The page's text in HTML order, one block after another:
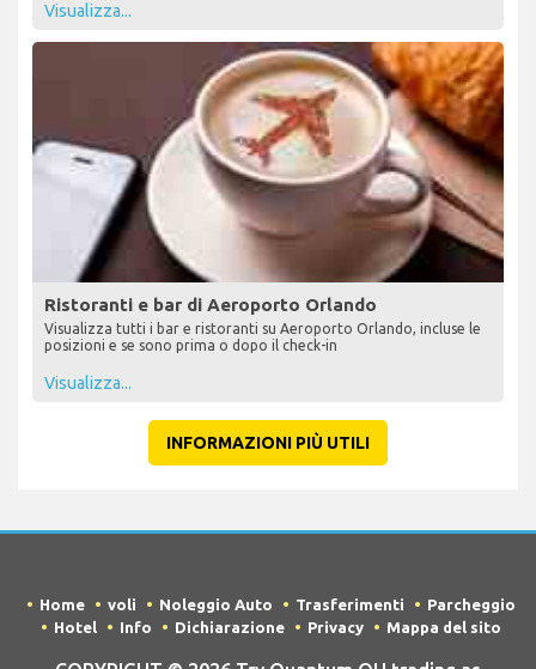
Visualizza...
Ristoranti e bar di Aeroporto Orlando
Visualizza tutti i bar e ristoranti su Aeroporto Orlando, incluse le
posizioni e se sono prima o dopo il check-in
Visualizza...
INFORMAZIONI PIÙ UTILI
Home voli Noleggio Auto Trasferimenti
Parcheggio
Hotel
Info Dichiarazione Privacy Mappa del sito